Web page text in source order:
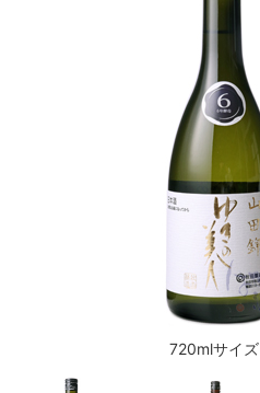
720mlサイズ